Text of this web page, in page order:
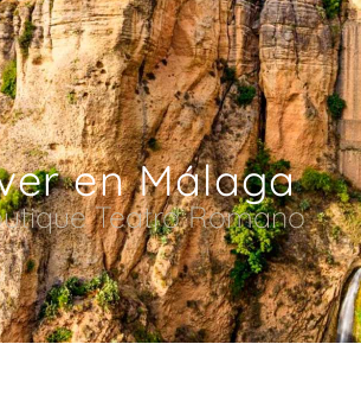
en Málaga
Teatro Romano